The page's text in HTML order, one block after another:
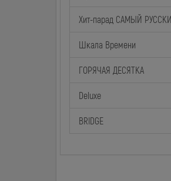
Хит-парад САМЫЙ
Шкала Времени
ГОРЯЧАЯ ДЕСЯТКА
Deluxe
BRIDGE